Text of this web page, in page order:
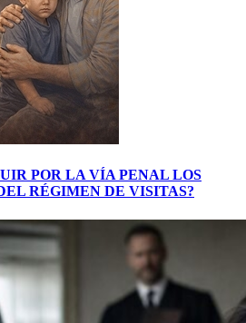
POR LA VÍA PENAL LOS
RÉGIMEN DE VISITAS?